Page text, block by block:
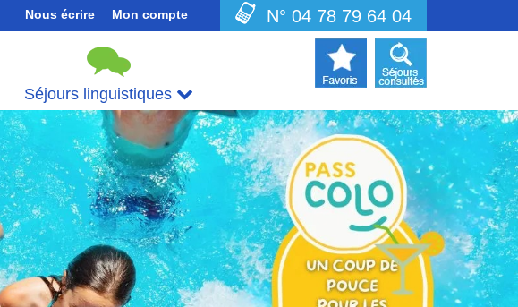
Nous écrire Mon compte N° 04 78 79 64 04
Séjours linguistiques